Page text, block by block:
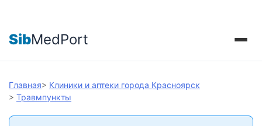
SibMedPort
Главная> Клиники и аптеки города Красноярск
> Травмпункты